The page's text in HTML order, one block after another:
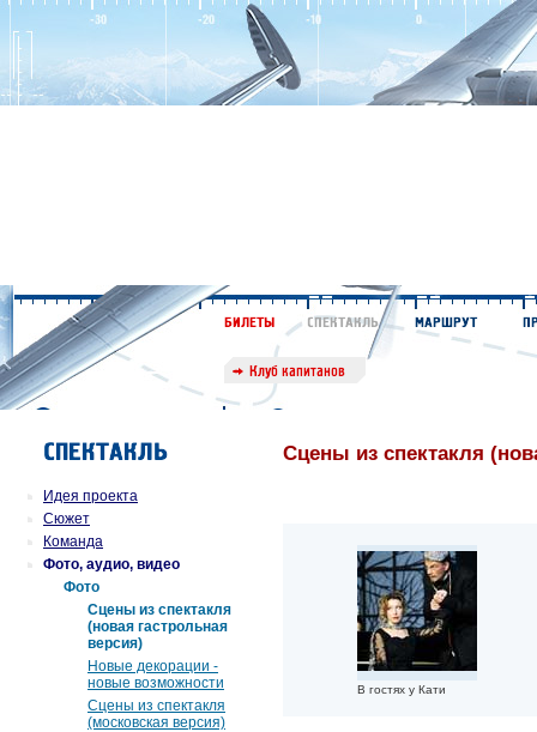
Идея проекта
Сюжет
Команда
Фото, аудио, видео
Фото
Сцены из спектакля
(новая гастрольная
версия)
Новые декорации -
новые возможности
Сцены из спектакля
(московская версия)
Сцены из спектакля
В гостях у Кати